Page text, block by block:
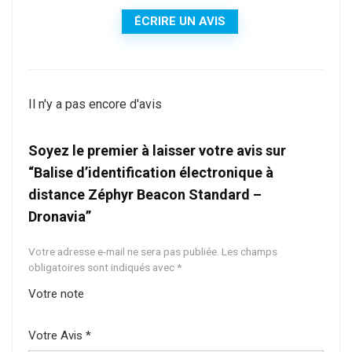
ÉCRIRE UN AVIS
Il n'y a pas encore d'avis
Soyez le premier à laisser votre avis sur
“Balise d’identification électronique à
distance Zéphyr Beacon Standard –
Dronavia”
Votre adresse e-mail ne sera pas publiée. Les champs
obligatoires sont indiqués avec *
Votre note
Votre Avis *